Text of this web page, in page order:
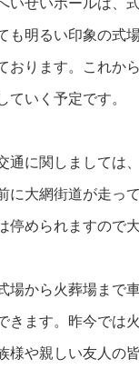
も明るい印象の式
おります。これか
ていく予定です。
通に関しましては
に大網街道が走っ
停められますので
場から火葬場まで
きます。昨今では
様や親しい友人の